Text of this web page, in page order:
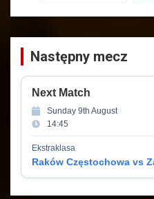
Następny mecz
Next Match
Sunday 9th August
14:45
Ekstraklasa
Raków Częstochowa vs